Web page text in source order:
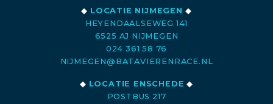
◆ LOCATIE NIJMEGEN ◆
HEYENDAALSEWEG 141
6525 AJ NIJMEGEN
024 361 58 76
NIJMEGEN@BATAVIERENRACE.NL
◆ LOCATIE ENSCHEDE ◆
POSTBUS 217